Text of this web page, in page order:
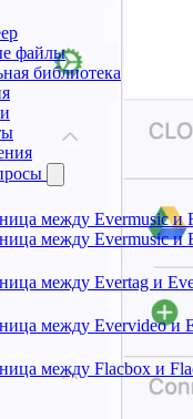
файлы
библиотека
между Evermusic и
между Evermusic и
между Evertag и
между Evervideo и
между Flacbox и